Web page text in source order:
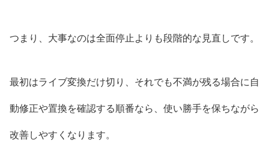
つまり、大事なのは全面停止よりも段階的な見直しです。
最初はライブ変換だけ切り、それでも不満が残る場合に自
動修正や置換を確認する順番なら、使い勝手を保ちながら
改善しやすくなります。